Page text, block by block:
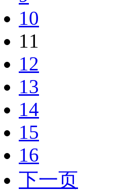
10
11
12
13
14
15
16
下一页